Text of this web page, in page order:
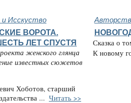
Исскуство
ВОРОТА.
ЛЕТ СПУСТЯ
женского глянца
известных сюжетов
Хоботов, старший
... Читать >>
Сказка о
К новому